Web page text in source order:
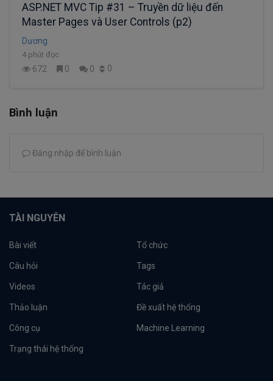
ASP.NET MVC Tip #31 – Truyền dữ liệu đến
Master Pages và User Controls (p2)
Dương
4 phút đọc
672 0 0 0
Bình luận
Đăng nhập để bình luận
TÀI NGUYÊN
Bài viết Tổ chức
Câu hỏi Tags
Videos Tác giả
Thảo luận Đề xuất hệ thống
Công cụ Machine Learning
Trạng thái hệ thống